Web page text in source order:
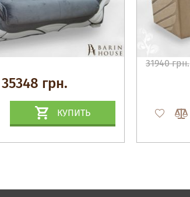
35348 грн.
КУПИТЬ
31940 грн.